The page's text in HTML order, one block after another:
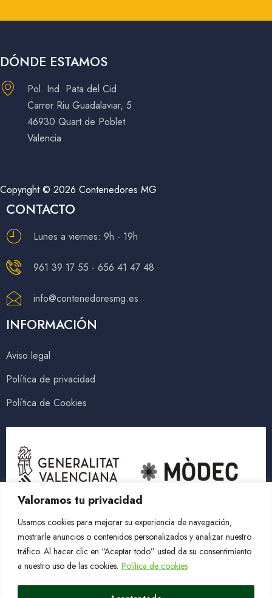
Valoramos tu privacidad
Usamos cookies para mejorar su experiencia de navegación,
mostrarle anuncios o contenidos personalizados y analizar nuestro
tráfico. Al hacer clic en “Aceptar todo” usted da su consentimiento
a nuestro uso de las cookies. Política de cookies
DÓNDE ESTAMOS
Pol. Ind. Pata del Cid
Carrer Riu Guadalaviar, 5
46930 Quart de Poblet
Valencia
Copyright © 2026 Contenedores MG
CONTACTO
Lunes a viernes: 9h - 19h
961 39 17 55 - 656 41 47 48
info@contenedoresmg.es
INFORMACIÓN
Aviso legal
Política de privacidad
Política de Cookies